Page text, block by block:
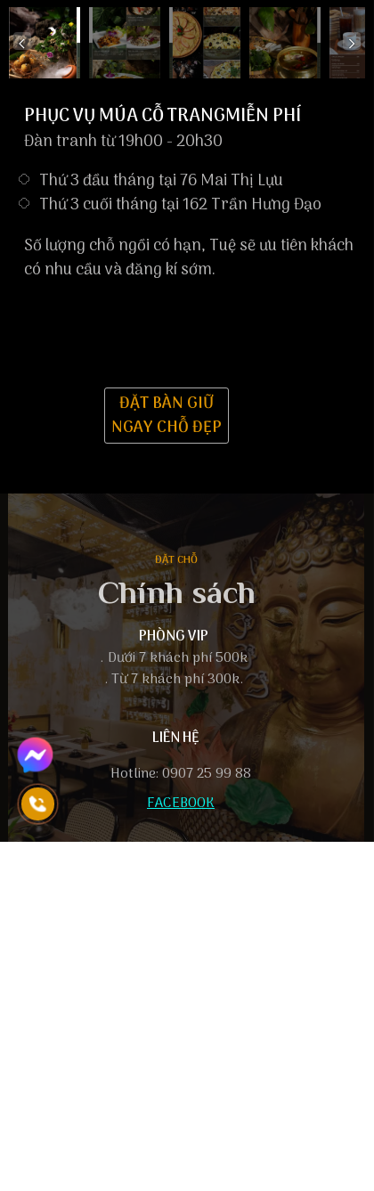
Số lượng chỗ ngồi có hạn, Tuệ sẽ ưu tiên khách
có nhu cầu và đăng kí sớm.
PHỤC VỤ MÚA CỖ TRANGMIỄN PHÍ
Đàn tranh từ 19h00 - 20h30
Thứ 3 đầu tháng tại 76 Mai Thị Lựu
Thứ 3 cuối tháng tại 162 Trần Hưng Đạo
ĐẶT BÀN GIỮ
NGAY CHỖ ĐẸP
Chính sách
LIÊN HỆ
Hotline: 0907 25 99 88
FACEBOOK
ĐẶT CHỖ
PHÒNG VIP
. Dưới 7 khách phí 500k
. Từ 7 khách phí 300k.